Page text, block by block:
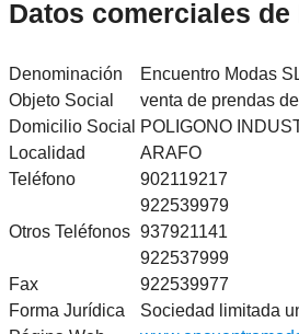
Datos comerciales
Denominación
Encuentro Modas
Objeto Social
venta de prendas
Domicilio Social
POLIGONO
Localidad
ARAFO
Teléfono
902119217
Otros Teléfonos
922539979
937921141
922537999
Fax
922539977
Forma Jurídica
Sociedad limitada